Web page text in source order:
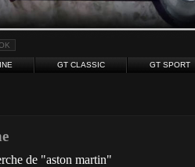
GT CLASSIC GT SPORT
de "aston martin"